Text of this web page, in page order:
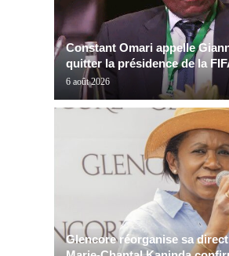
Constant Omari appelle
quitter la présidence de la
6 août 2026
Glencore réorganise sa